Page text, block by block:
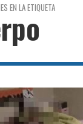
EN LA ETIQUETA